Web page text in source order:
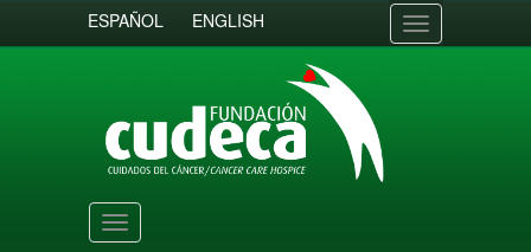
ESPAÑOL ENGLISH
Toggle
navigation
Toggle
navigation